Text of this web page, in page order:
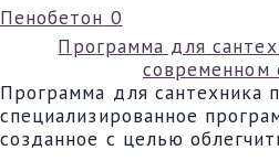
Пенобетон 0
Программа для
современном
Программа для сантехника
специализированное
созданное с целью